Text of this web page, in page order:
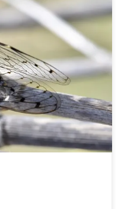
de cigale la plus
chant puissant restent
Cicada orni
panachée, la cigale de
: Insecte – Hémiptère –
a […]